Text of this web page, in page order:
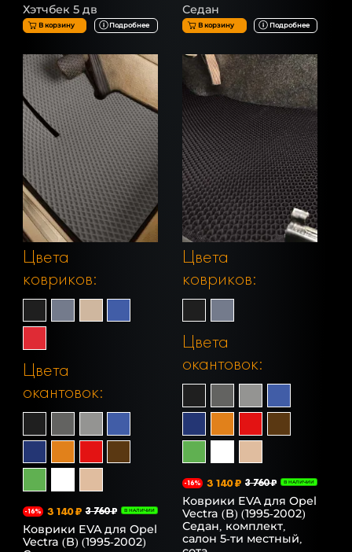
Хэтчбек 5 дв
В корзину Подробнее
Седан
В корзину Подробнее
Цвета
ковриков:
Цвета
окантовок:
-16% 3 140 ₽ 3 760 ₽ В НАЛИЧИИ
Коврики EVA для Opel
Vectra (B) (1995-2002)
Цвета
ковриков:
Цвета
окантовок:
-16% 3 140 ₽ 3 760 ₽ В НАЛИЧИИ
Коврики EVA для Opel
Vectra (B) (1995-2002)
Седан, комплект,
салон 5-ти местный,